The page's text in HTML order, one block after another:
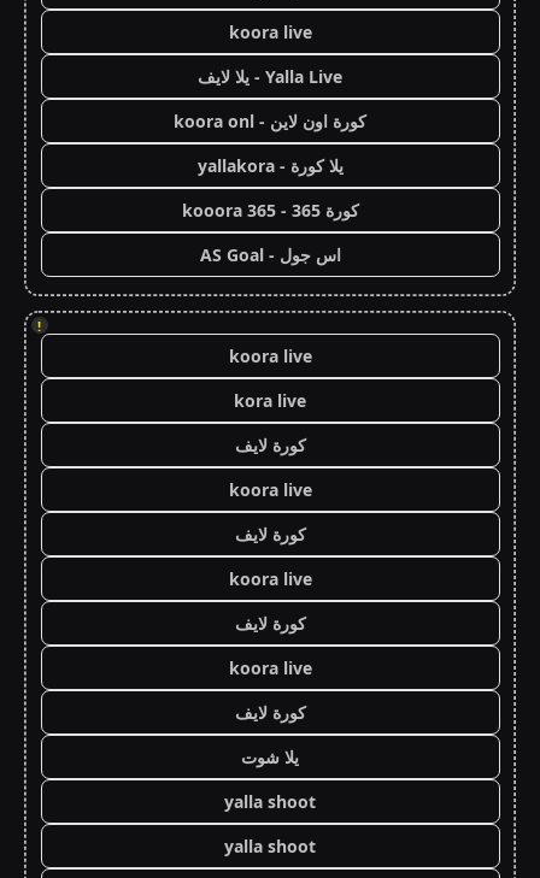
koora live
Yalla Live - يلا لايف
كورة اون لاين - koora onl
يلا كورة - yallakora
كورة 365 - kooora 365
اس جول - AS Goal
!
koora live
kora live
كورة لايف
koora live
كورة لايف
koora live
كورة لايف
koora live
كورة لايف
يلا شوت
yalla shoot
yalla shoot